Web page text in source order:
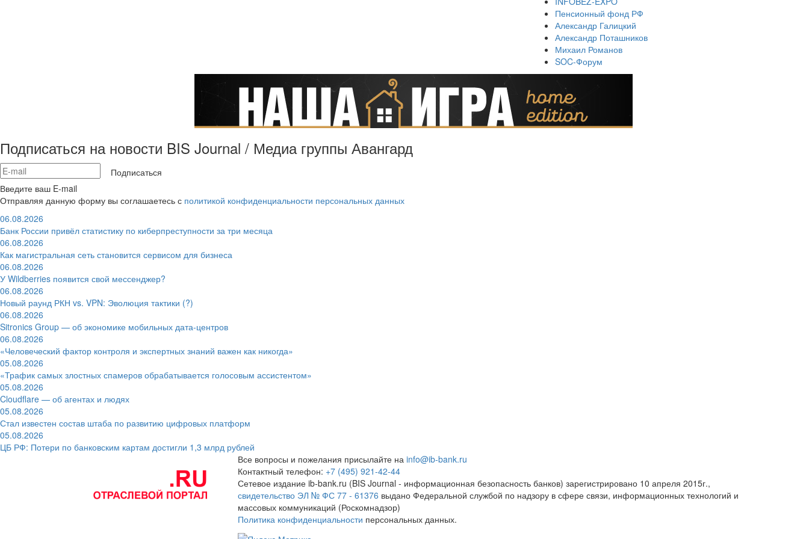
Пенсионный фонд РФ
Александр Галицкий
Александр Поташников
Михаил Романов
SOC-Форум
Подписаться на новости BIS Journal / Медиа группы Авангард
Подписаться
Введите ваш E-mail
Отправляя данную форму вы соглашаетесь с политикой конфиденциальности персональных данных
06.08.2026
Банк России привёл статистику по киберпреступности за три месяца
06.08.2026
Как магистральная сеть становится сервисом для бизнеса
06.08.2026
У Wildberries появится свой мессенджер?
06.08.2026
Новый раунд РКН vs. VPN: Эволюция тактики (?)
06.08.2026
Sitronics Group — об экономике мобильных дата-центров
06.08.2026
«Человеческий фактор контроля и экспертных знаний важен как никогда»
05.08.2026
«Трафик самых злостных спамеров обрабатывается голосовым ассистентом»
05.08.2026
Cloudflare — об агентах и людях
05.08.2026
Стал известен состав штаба по развитию цифровых платформ
05.08.2026
ЦБ РФ: Потери по банковским картам достигли 1,3 млрд рублей
Все вопросы и пожелания присылайте на info@ib-bank.ru
Контактный телефон: +7 (495) 921-42-44
Сетевое издание ib-bank.ru (BIS Journal - информационная безопасность банков) зарегистрировано 10 апреля 2015г.,
свидетельство ЭЛ № ФС 77 - 61376 выдано Федеральной службой по надзору в сфере связи, информационных технологий и
массовых коммуникаций (Роскомнадзор)
Политика конфиденциальности персональных данных.